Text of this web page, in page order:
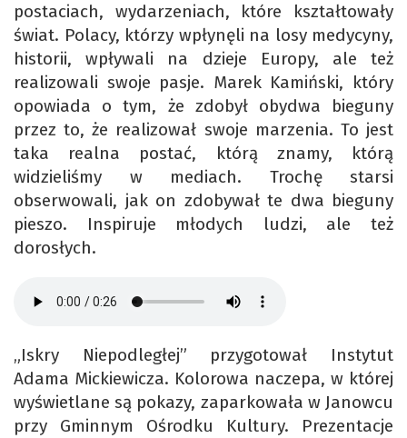
postaciach, wydarzeniach, które kształtowały
świat. Polacy, którzy wpłynęli na losy medycyny,
historii, wpływali na dzieje Europy, ale też
realizowali swoje pasje. Marek Kamiński, który
opowiada o tym, że zdobył obydwa bieguny
przez to, że realizował swoje marzenia. To jest
taka realna postać, którą znamy, którą
widzieliśmy w mediach. Trochę starsi
obserwowali, jak on zdobywał te dwa bieguny
pieszo. Inspiruje młodych ludzi, ale też
dorosłych.
„Iskry Niepodległej” przygotował Instytut
Adama Mickiewicza. Kolorowa naczepa, w której
wyświetlane są pokazy, zaparkowała w Janowcu
przy Gminnym Ośrodku Kultury. Prezentacje